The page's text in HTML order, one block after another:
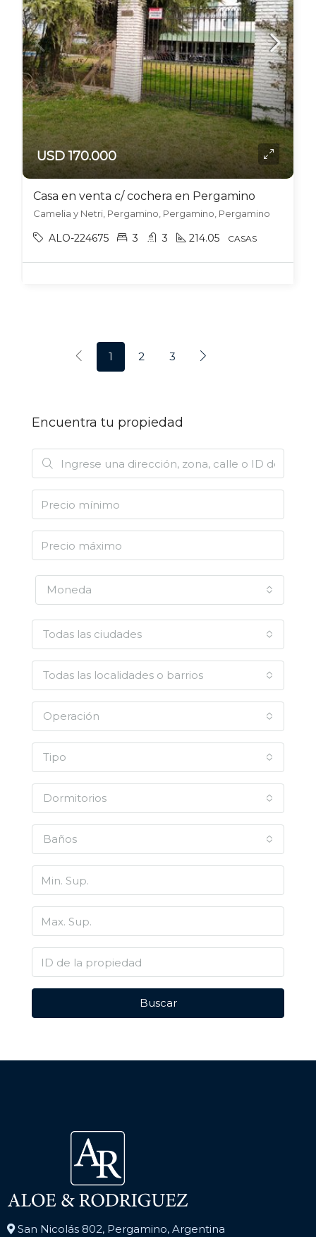
USD 170.000
Casa en venta c/ cochera en Pergamino
Camelia y Netri, Pergamino, Pergamino, Pergamino
ALO-224675 3 3 214.05 CASAS
1 2 3
Encuentra tu propiedad
Moneda
Todas las ciudades
Todas las localidades o barrios
Operación
Tipo
Dormitorios
Baños
Buscar
San Nicolás 802, Pergamino, Argentina